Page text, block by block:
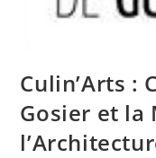
Culin’Arts :
Gosier et la